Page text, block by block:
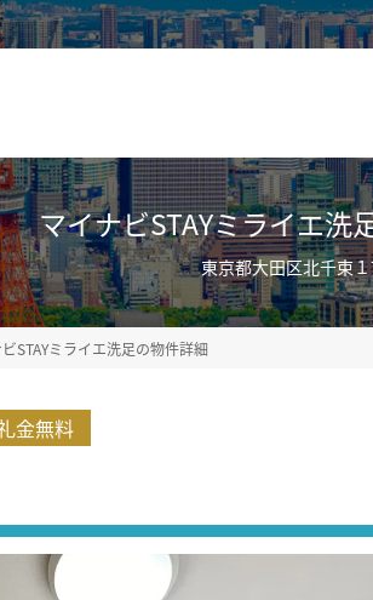
マイナビSTAYミライエ洗
東京都大田区北千束
STAYミライエ洗足の物件詳細
金無料